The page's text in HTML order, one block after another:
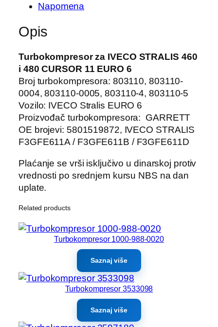
Napomena
Opis
Turbokompresor za IVECO STRALIS 460
i 480 CURSOR 11 EURO 6
Broj turbokompresora: 803110, 803110-
0004, 803110-0005, 803110-4, 803110-5
Vozilo: IVECO Stralis EURO 6
Proizvođač turbokompresora: GARRETT
OE brojevi: 5801519872, IVECO STRALIS
F3GFE611A / F3GFE611B / F3GFE611D
Plaćanje se vrši isključivo u dinarskoj protiv
vrednosti po srednjem kursu NBS na dan
uplate.
Related products
Turbokompresor 1000-988-0020
Saznaj više
Turbokompresor 3533098
Saznaj više